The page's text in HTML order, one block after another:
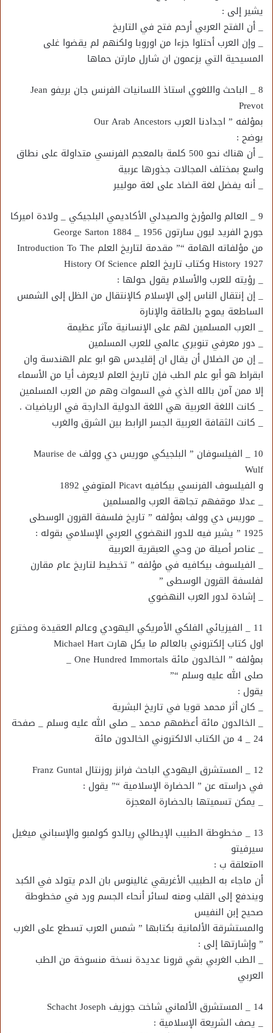
يشير إلى :
_ أن الفتح العربي أرحم فتح في التاريخ
_ وإن العرب أحتلوا جزءا من اوروبا ولكنهم لم يقضوا غلى
المسيحية التي يزعمون ان شارل مارتن حماها
8 _ الباحث واللغوي استاذ اللسانيات الفرنس جان بريفو Jean
Prevot
بمؤلفه ” اجدادنا العرب Our Arab Ancestors
يوضح :
_ أن هناك نحو 500 كلمة بالمعجم الفرنسي متداولة على نطاق
واسع بمختلف المجالات جذورها عربية
_ أنه يفضل لغة الضاد على لغة موليير
9 _ العالم والمؤرخ والصيدلي الأكاديمي البلجيكي _ ولادة اميركا
جورج الفريد ليون سارتون George Sarton 1884 _ 1956
من مؤلفاته الهامة “” مقدمة لتاريخ العلم Introduction To The
History 1927 وكتاب تاريخ العلم History Of Science
_ رؤيته للعرب والأسلام يقول حولها :
_ إن إنتقال الناس إلى الإسلام كالإنتقال من الظل إلى الشمس
الساطعة يموج بالطاقة والإنارة
_ العرب المسلمين لهم على الإنسانية مآثر عظيمة
_ دور معرفي تنويري عالمي للعرب المسلمين
_ إن من الضلال أن يقال ان إقليدس هو ابو علم الهندسة وان
ابقراط هو أبو علم الطب فإن تاريخ العلم لايعرف أيا من الأسماء
إلا ممن آمن بالله الذي في السموات وهم من العرب المسلمين
_ كانت اللغة العربية هي اللغة الدولية الدارجة في الرياضيات .
_ كانت الثقافة العربية الجسر الرابط بين الشرق والغرب
10 _ الفيلسوفان ” البلجيكي موريس دي وولف Maurise de
Wulf
و الفيلسوف الفرنسي بيكافيه Picavt المتوفي 1892
_ عدلا موقفهم تجاهة العرب والمسلمين
_ موريس دي وولف بمؤلفه ” تاريخ فلسفة القرون الوسطى
1925 ” يشير فيه للدور النهضوي العربي الإسلامي بقوله :
_ عناصر أصيلة من وحي العبقرية العربية
_ الفيلسوف بيكافيه في مؤلفه ” تخطيط لتاريخ عام مقارن
لفلسفة القرون الوسطى ”
_ إشادة لدور العرب النهضوي
11 _ الفيزيائي الفلكي الأمريكي اليهودي وعالم العقيدة ومخترع
اول كتاب إلكتروني بالعالم ما يكل هارت Michael Hart
بمؤلفه ” الخالدون مائة One Hundred Immortals _
صلى الله عليه وسلم “”
يقول :
_ كان أثر محمد قويا في تاريخ البشرية
_ الخالدون مائة أعظمهم محمد _ صلى الله عليه وسلم _ صفحة
24 _ 4 من الكتاب الالكتروني الخالدون مائة
12 _ المستشرق اليهودي الباحث فرانز روزنتال Franz Guntal
في دراسته عن ” الحضارة الإسلامية “” يقول :
_ يمكن تسميتها بالحضارة المعجزة
13 _ مخطوطة الطبيب الإيطالي ريالدو كولمبو والإسباني ميغيل
سيرفيتو
اامتعلقة ب :
أن ماجاء به الطبيب الأغريقي غالينوس بان الدم يتولد في الكبد
ويندفع إلى القلب ومنه لسائر أنحاء الجسم ورد في مخطوطة
صحيح إبن النفيس
والمستشرقة الألمانية بكتابها ” شمس العرب تسطع على الغرب
” وإشارتها إلى :
_ الطب الغربي بقي قرونا عديدة نسخة منسوخة من الطب
العربي
14 _ المستشرق الألماني شاخت جوزيف Schacht Joseph
_ يصف الشريعة الإسلامية :